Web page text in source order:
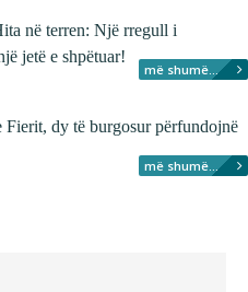
në terren: Një rregull i
jetë e shpëtuar!
më shumë...
Fierit, dy të burgosur përfundojnë
më shumë...